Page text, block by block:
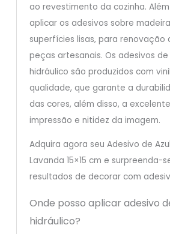
ao revestimento da cozinha.
aplicar os adesivos sobre
superfícies lisas, para renovação
peças artesanais. Os adesivos de
hidráulico são produzidos com
qualidade, que garante a
das cores, além disso, a
impressão e nitidez da imagem.
Adquira agora seu Adesivo de
Lavanda 15×15 cm e surpreenda-
resultados de decorar com
Onde posso aplicar adesivo
hidráulico?